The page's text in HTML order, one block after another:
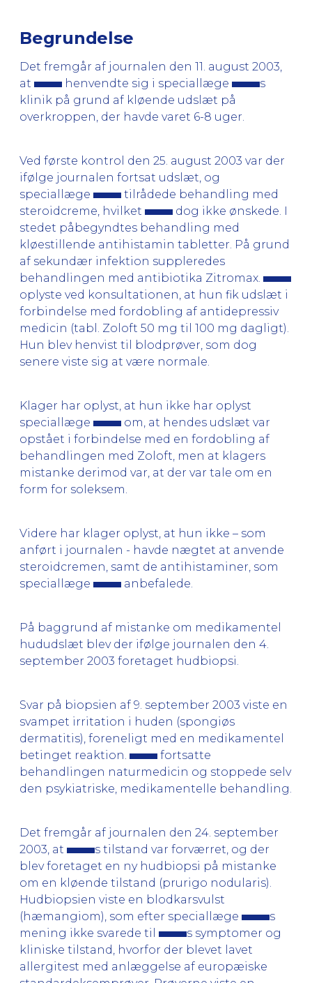
Begrundelse
Det fremgår af journalen den 11. august 2003,
at
henvendte sig i speciallæge
s
klinik på grund af kløende udslæt på
overkroppen, der havde varet 6-8 uger.
Ved første kontrol den 25. august 2003 var der
ifølge journalen fortsat udslæt, og
speciallæge
tilrådede behandling med
steroidcreme, hvilket
dog ikke ønskede. I
stedet påbegyndtes behandling med
kløestillende antihistamin tabletter. På grund
af sekundær infektion suppleredes
behandlingen med antibiotika Zitromax.
oplyste ved konsultationen, at hun fik udslæt i
forbindelse med fordobling af antidepressiv
medicin (tabl. Zoloft 50 mg til 100 mg dagligt).
Hun blev henvist til blodprøver, som dog
senere viste sig at være normale.
Klager har oplyst, at hun ikke har oplyst
speciallæge
om, at hendes udslæt var
opstået i forbindelse med en fordobling af
behandlingen med Zoloft, men at klagers
mistanke derimod var, at der var tale om en
form for soleksem.
Videre har klager oplyst, at hun ikke – som
anført i journalen - havde nægtet at anvende
steroidcremen, samt de antihistaminer, som
speciallæge
anbefalede.
På baggrund af mistanke om medikamentel
hududslæt blev der ifølge journalen den 4.
september 2003 foretaget hudbiopsi.
Svar på biopsien af 9. september 2003 viste en
svampet irritation i huden (spongiøs
dermatitis), foreneligt med en medikamentel
betinget reaktion.
fortsatte
behandlingen naturmedicin og stoppede selv
den psykiatriske, medikamentelle behandling.
Det fremgår af journalen den 24. september
2003, at
s tilstand var forværret, og der
blev foretaget en ny hudbiopsi på mistanke
om en kløende tilstand (prurigo nodularis).
Hudbiopsien viste en blodkarsvulst
(hæmangiom), som efter speciallæge
s
mening ikke svarede til
s symptomer og
kliniske tilstand, hvorfor der blevet lavet
allergitest med anlæggelse af europæiske